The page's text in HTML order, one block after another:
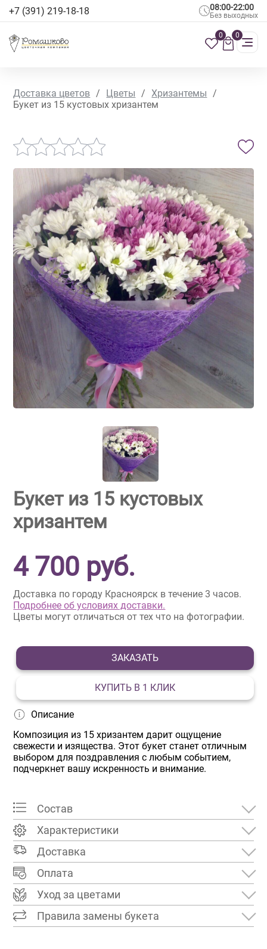
+7 (391) 219-18-18 08:00-22:00
Без выходных
0 0
Доставка цветов / Цветы / Хризантемы
/
Букет из 15 кустовых хризантем
Букет из 15 кустовых
хризантем
4 700 руб.
Доставка по городу Красноярск в течение 3 часов.
Подробнее об условиях доставки.
Цветы могут отличаться от тех что на фотографии.
ЗАКАЗАТЬ
КУПИТЬ В 1 КЛИК
Описание
Композиция из 15 хризантем дарит ощущение
свежести и изящества. Этот букет станет отличным
выбором для поздравления с любым событием,
подчеркнет вашу искренность и внимание.
Состав
Характеристики
Доставка
Оплата
Уход за цветами
Правила замены букета